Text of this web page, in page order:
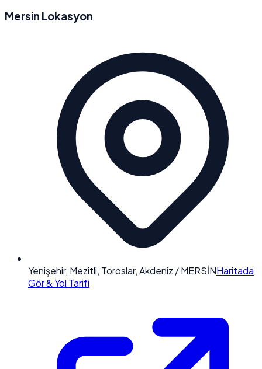
Mersin Lokasyon
Yenişehir, Mezitli, Toroslar, Akdeniz / MERSİNHaritada
Gör & Yol Tarifi